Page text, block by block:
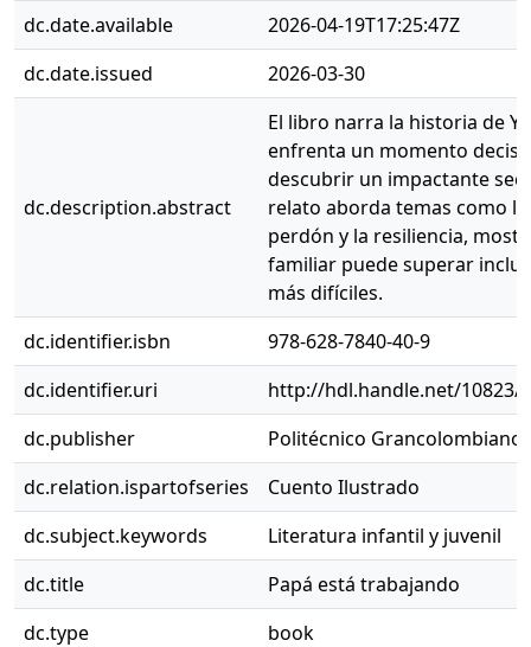
dc.date.available
2026-04-19T17:25:47Z
dc.date.issued
2026-03-30
dc.description.abstract
El libro narra la historia de
enfrenta un momento
descubrir un impactante
relato aborda temas como
perdón y la resiliencia,
familiar puede superar
más difíciles.
dc.identifier.isbn
978-628-7840-40-9
dc.identifier.uri
http://hdl.handle.net/10823/
dc.publisher
Politécnico Grancolombiano
dc.relation.ispartofseries
Cuento Ilustrado
dc.subject.keywords
Literatura infantil y juvenil
dc.title
Papá está trabajando
dc.type
book